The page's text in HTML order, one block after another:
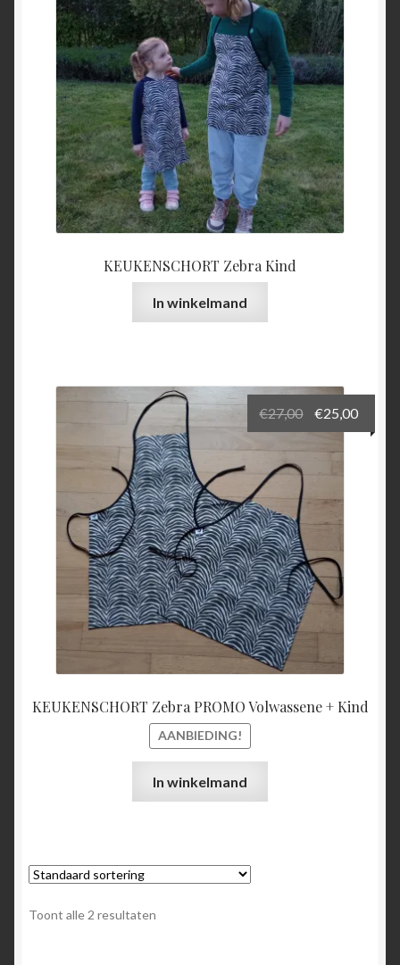
KEUKENSCHORT Zebra Kind
In winkelmand
KEUKENSCHORT Zebra PROMO Volwassene + Kind
AANBIEDING!
€27,00
prijs
was:
€27,00.
€25,00
prijs
In winkelmand
Toont alle 2 resultaten